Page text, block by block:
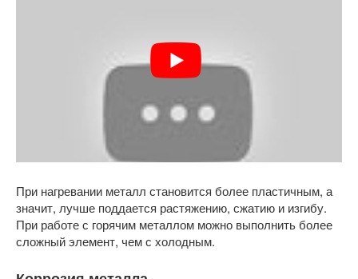
При нагревании металл становится более пластичным, а
значит, лучше поддается растяжению, сжатию и изгибу.
При работе с горячим металлом можно выполнить более
сложный элемент, чем с холодным.